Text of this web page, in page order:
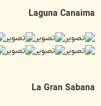
Laguna Canaima
La Gran Sabana